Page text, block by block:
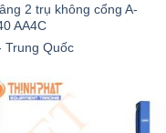
2 trụ không cổng A-
AA4C
Trung Quốc